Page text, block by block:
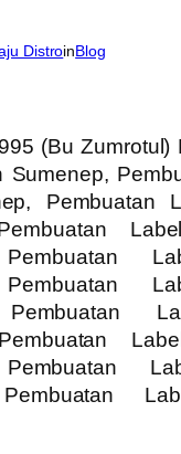
DistroinBlog
(Bu Zumrotul)
Sumenep,
Pembuatan
Pembuatan
Pembuatan
Pembuatan